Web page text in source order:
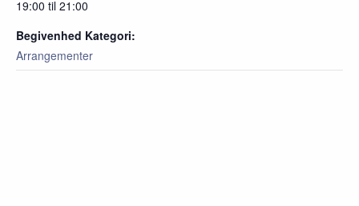
19:00 til 21:00
Begivenhed Kategori:
Arrangementer